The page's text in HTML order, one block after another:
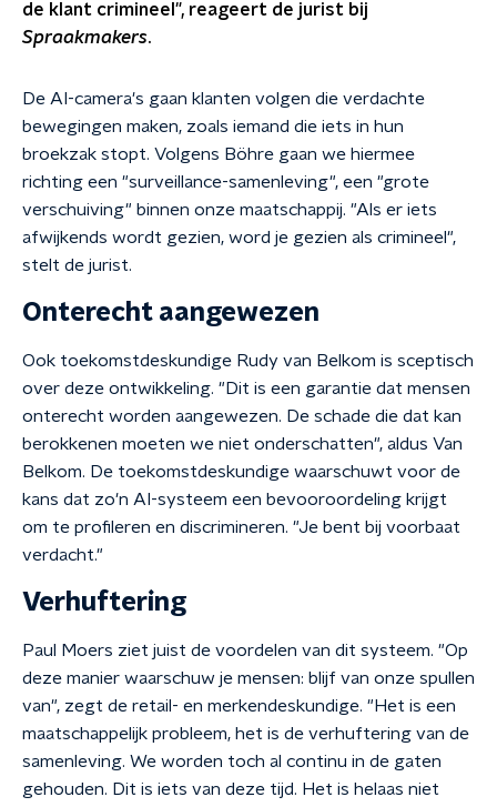
de klant crimineel", reageert de jurist bij
Spraakmakers.
De AI-camera's gaan klanten volgen die verdachte
bewegingen maken, zoals iemand die iets in hun
broekzak stopt. Volgens Böhre gaan we hiermee
richting een "surveillance-samenleving", een "grote
verschuiving" binnen onze maatschappij. "Als er iets
afwijkends wordt gezien, word je gezien als crimineel",
stelt de jurist.
Onterecht aangewezen
Ook toekomstdeskundige Rudy van Belkom is sceptisch
over deze ontwikkeling. "Dit is een garantie dat mensen
onterecht worden aangewezen. De schade die dat kan
berokkenen moeten we niet onderschatten", aldus Van
Belkom. De toekomstdeskundige waarschuwt voor de
kans dat zo'n AI-systeem een bevooroordeling krijgt
om te profileren en discrimineren. "Je bent bij voorbaat
verdacht."
Verhuftering
Paul Moers ziet juist de voordelen van dit systeem. "Op
deze manier waarschuw je mensen: blijf van onze spullen
van", zegt de retail- en merkendeskundige. "Het is een
maatschappelijk probleem, het is de verhuftering van de
samenleving. We worden toch al continu in de gaten
gehouden. Dit is iets van deze tijd. Het is helaas niet